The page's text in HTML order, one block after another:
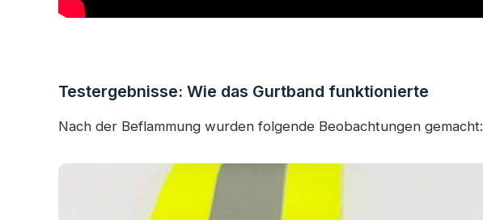
Testergebnisse: Wie das Gurtband funktionierte
Nach der Beflammung wurden folgende Beobachtungen gemacht: